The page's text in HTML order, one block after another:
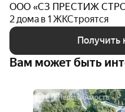
ООО «СЗ ПРЕСТИЖ
2 дома в 1 ЖКСтроятся
Получить
Вам может быть